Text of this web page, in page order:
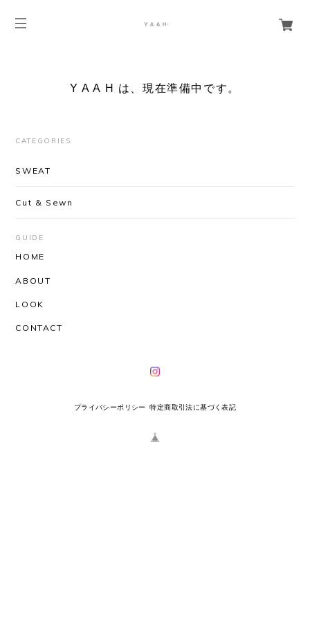
Y A A H は、現在準備中です。
CATEGORIES
SWEAT
Cut & Sewn
GUIDE
HOME
ABOUT
LOOK
CONTACT
プライバシーポリシー 特定商取引法に基づく表記